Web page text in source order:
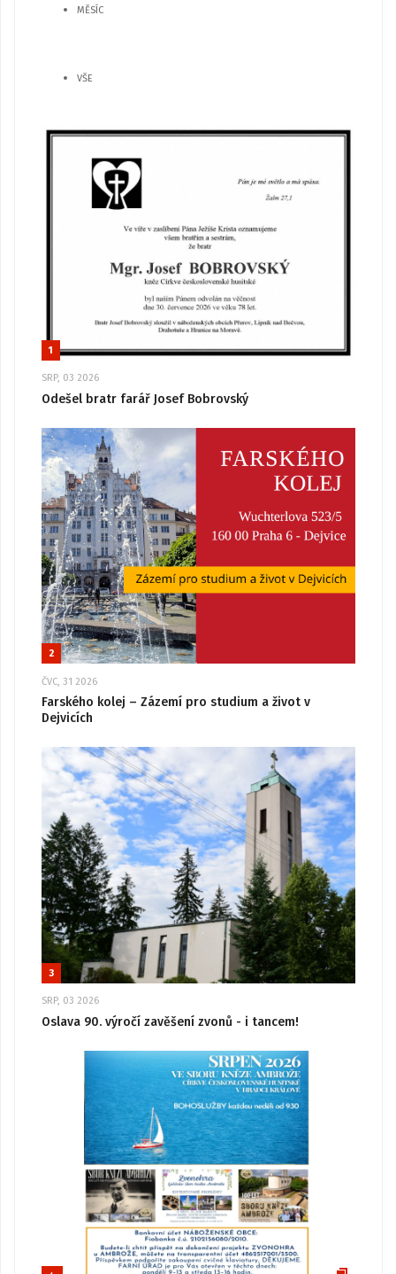
MĚSÍC
VŠE
1
SRP, 03 2026
Odešel bratr farář Josef Bobrovský
2
ČVC, 31 2026
Farského kolej – Zázemí pro studium a život v
Dejvicích
3
SRP, 03 2026
Oslava 90. výročí zavěšení zvonů - i tancem!